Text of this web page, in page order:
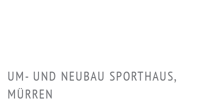
UM- UND NEUBAU SPORTHAUS,
MÜRREN